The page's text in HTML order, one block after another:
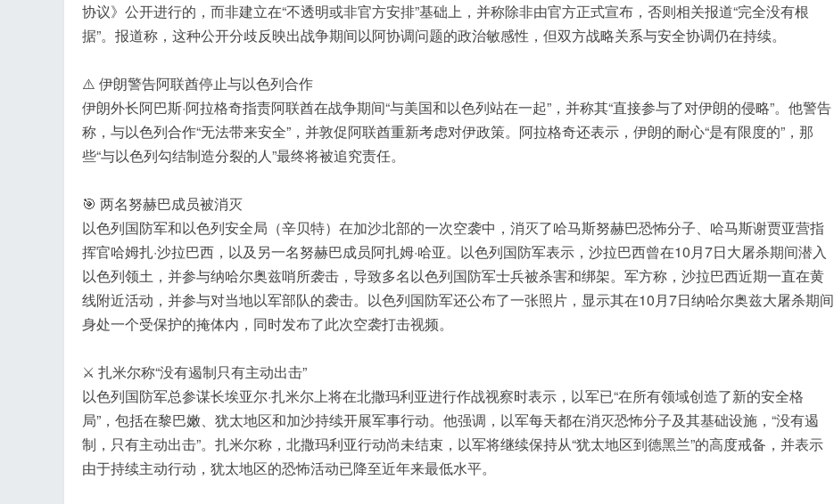
协议》公开进行的，而非建立在“不透明或非官方安排”基础上，并称除非由官方正式宣布，否则相关报道“完全没有根
据”。报道称，这种公开分歧反映出战争期间以阿协调问题的政治敏感性，但双方战略关系与安全协调仍在持续。
⚠️ 伊朗警告阿联酋停止与以色列合作
伊朗外长阿巴斯·阿拉格奇指责阿联酋在战争期间“与美国和以色列站在一起”，并称其“直接参与了对伊朗的侵略”。他警告
称，与以色列合作“无法带来安全”，并敦促阿联酋重新考虑对伊政策。阿拉格奇还表示，伊朗的耐心“是有限度的”，那
些“与以色列勾结制造分裂的人”最终将被追究责任。
🎯 两名努赫巴成员被消灭
以色列国防军和以色列安全局（辛贝特）在加沙北部的一次空袭中，消灭了哈马斯努赫巴恐怖分子、哈马斯谢贾亚营指
挥官哈姆扎·沙拉巴西，以及另一名努赫巴成员阿扎姆·哈亚。以色列国防军表示，沙拉巴西曾在10月7日大屠杀期间潜入
以色列领土，并参与纳哈尔奥兹哨所袭击，导致多名以色列国防军士兵被杀害和绑架。军方称，沙拉巴西近期一直在黄
线附近活动，并参与对当地以军部队的袭击。以色列国防军还公布了一张照片，显示其在10月7日纳哈尔奥兹大屠杀期间
身处一个受保护的掩体内，同时发布了此次空袭打击视频。
⚔️ 扎米尔称“没有遏制只有主动出击”
以色列国防军总参谋长埃亚尔·扎米尔上将在北撒玛利亚进行作战视察时表示，以军已“在所有领域创造了新的安全格
局”，包括在黎巴嫩、犹太地区和加沙持续开展军事行动。他强调，以军每天都在消灭恐怖分子及其基础设施，“没有遏
制，只有主动出击”。扎米尔称，北撒玛利亚行动尚未结束，以军将继续保持从“犹太地区到德黑兰”的高度戒备，并表示
由于持续主动行动，犹太地区的恐怖活动已降至近年来最低水平。